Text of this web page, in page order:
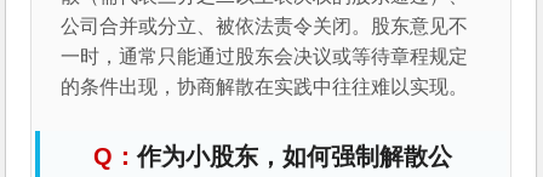
公司合并或分立、被依法责令关闭。股东意见不
一时，通常只能通过股东会决议或等待章程规定
的条件出现，协商解散在实践中往往难以实现。
作为小股东，如何强制解散公